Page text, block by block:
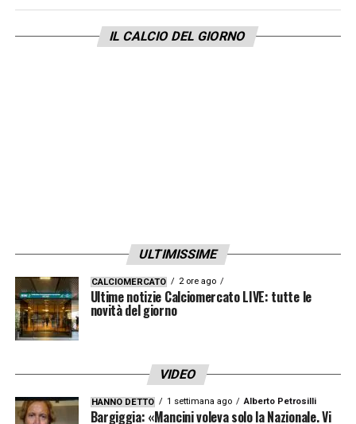
IL CALCIO DEL GIORNO
ULTIMISSIME
CALCIOMERCATO 2 ore ago
Ultime notizie Calciomercato LIVE: tutte le
novità del giorno
VIDEO
HANNO DETTO 1 settimana ago Alberto Petrosilli
Bargiggia: «Mancini voleva solo la Nazionale. Vi